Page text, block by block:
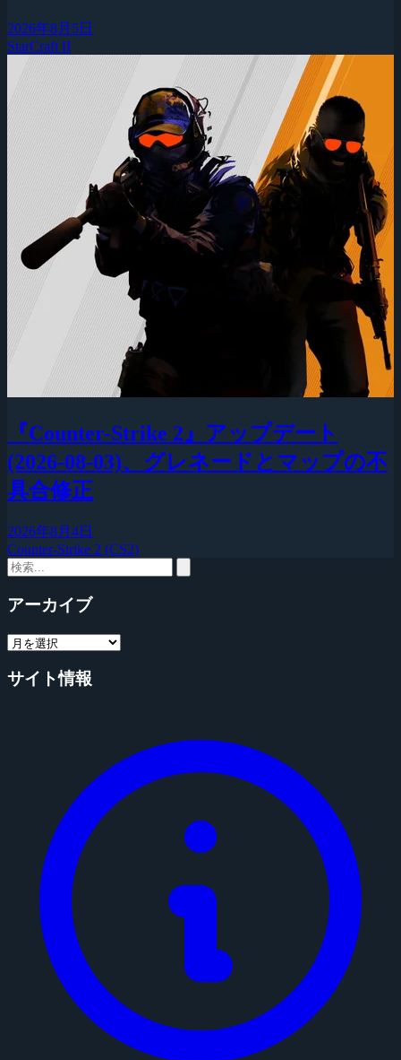
2026年8月5日
StarCraft II
『Counter-Strike 2』アップデート
(2026-08-03)、グレネードとマップの不
具合修正
2026年8月4日
Counter-Strike 2 (CS2)
アーカイブ
サイト情報